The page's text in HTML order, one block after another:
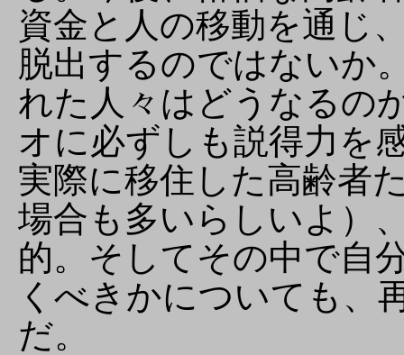
資金と人の移動を通じ
脱出するのではないか
れた人々はどうなる
オに必ずしも説得力を
実際に移住した高齢者
場合も多いらしいよ）
的。そしてその中で自
くべきかについても、
だ。